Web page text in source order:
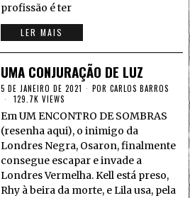
profissão é ter
LER MAIS
UMA CONJURAÇÃO DE LUZ
5 DE JANEIRO DE 2021 PORCARLOS BARROS
129.7K VIEWS
Em UM ENCONTRO DE SOMBRAS
(resenha aqui), o inimigo da
Londres Negra, Osaron, finalmente
consegue escapar e invade a
Londres Vermelha. Kell está preso,
Rhy à beira da morte, e Lila usa, pela